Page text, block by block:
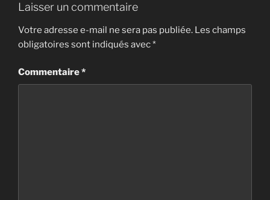
Laisser un commentaire
Votre adresse e-mail ne sera pas publiée. Les champs
obligatoires sont indiqués avec*
Commentaire*